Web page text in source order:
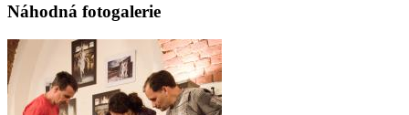
Náhodná fotogalerie